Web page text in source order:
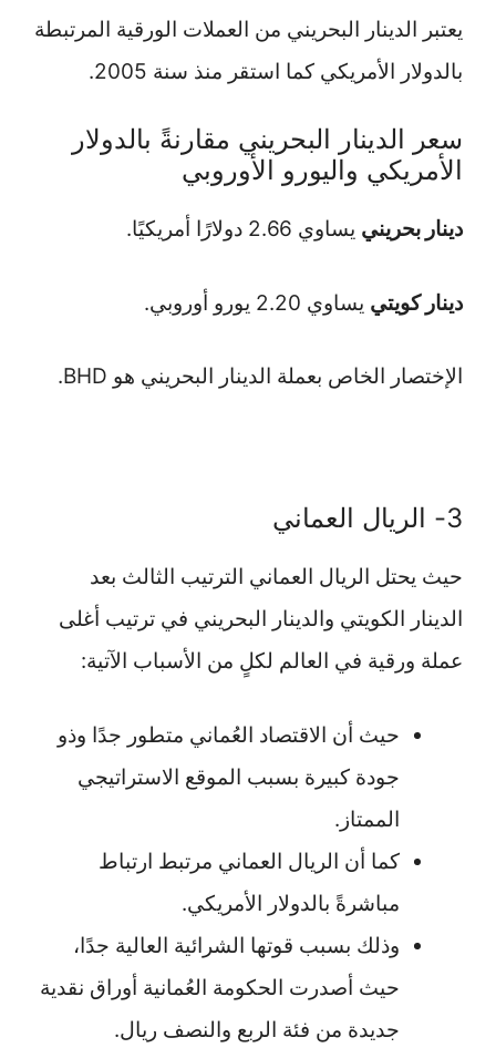
يعتبر الدينار البحريني من العملات الورقية المرتبطة
بالدولار الأمريكي كما استقر منذ سنة 2005.
سعر الدينار البحريني مقارنةً بالدولار
الأمريكي واليورو الأوروبي
دينار بحريني يساوي 2.66 دولارًا أمريكيًا.
دينار كويتي يساوي 2.20 يورو أوروبي.
الإختصار الخاص بعملة الدينار البحريني هو BHD.
3- الريال العماني
حيث يحتل الريال العماني الترتيب الثالث بعد
الدينار الكويتي والدينار البحريني في ترتيب أغلى
عملة ورقية في العالم لكلٍ من الأسباب الآتية:
حيث أن الاقتصاد العُماني متطور جدًا وذو
جودة كبيرة بسبب الموقع الاستراتيجي
الممتاز.
كما أن الريال العماني مرتبط ارتباط
مباشرةً بالدولار الأمريكي.
وذلك بسبب قوتها الشرائية العالية جدًا،
حيث أصدرت الحكومة العُمانية أوراق نقدية
جديدة من فئة الربع والنصف ريال.